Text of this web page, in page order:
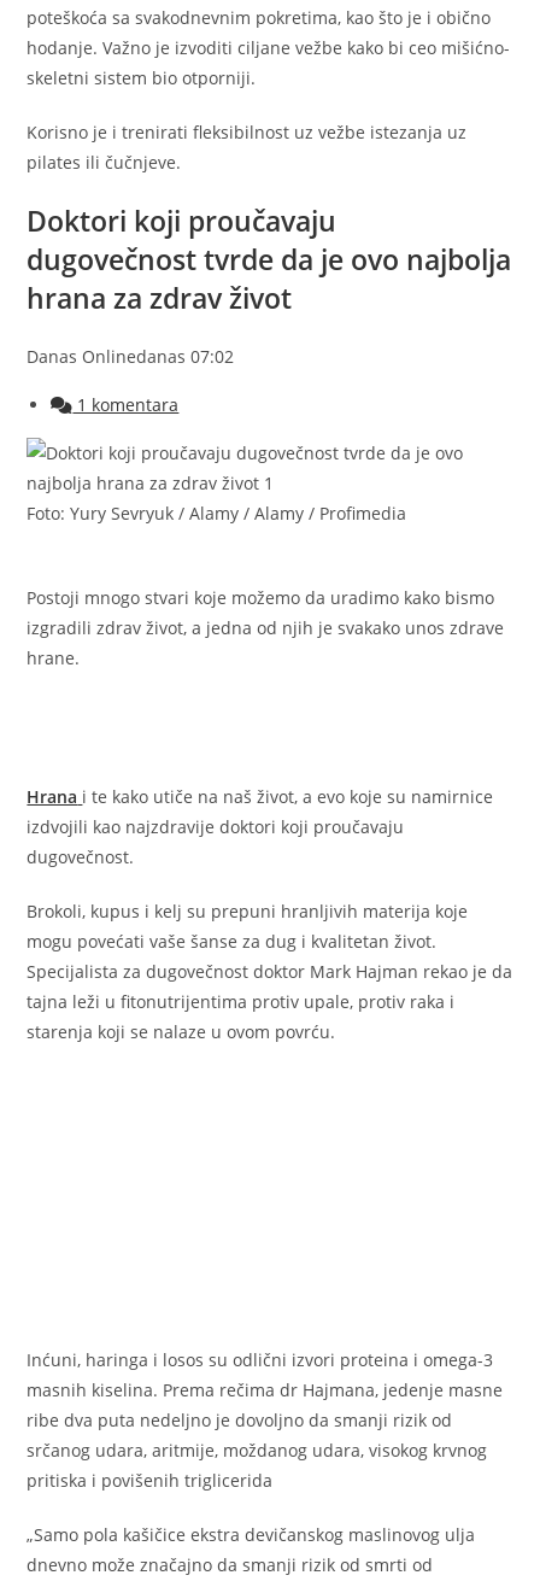
poteškoća sa svakodnevnim pokretima, kao što je i obično
hodanje. Važno je izvoditi ciljane vežbe kako bi ceo mišićno-
skeletni sistem bio otporniji.
Korisno je i trenirati fleksibilnost uz vežbe istezanja uz
pilates ili čučnjeve.
Doktori koji proučavaju
dugovečnost tvrde da je ovo najbolja
hrana za zdrav život
Danas Onlinedanas 07:02
1 komentara
Foto: Yury Sevryuk / Alamy / Alamy / Profimedia
Postoji mnogo stvari koje možemo da uradimo kako bismo
izgradili zdrav život, a jedna od njih je svakako unos zdrave
hrane.
Hrana i te kako utiče na naš život, a evo koje su namirnice
izdvojili kao najzdravije doktori koji proučavaju
dugovečnost.
Brokoli, kupus i kelj su prepuni hranljivih materija koje
mogu povećati vaše šanse za dug i kvalitetan život.
Specijalista za dugovečnost doktor Mark Hajman rekao je da
tajna leži u fitonutrijentima protiv upale, protiv raka i
starenja koji se nalaze u ovom povrću.
Inćuni, haringa i losos su odlični izvori proteina i omega-3
masnih kiselina. Prema rečima dr Hajmana, jedenje masne
ribe dva puta nedeljno je dovoljno da smanji rizik od
srčanog udara, aritmije, moždanog udara, visokog krvnog
pritiska i povišenih triglicerida
„Samo pola kašičice ekstra devičanskog maslinovog ulja
dnevno može značajno da smanji rizik od smrti od